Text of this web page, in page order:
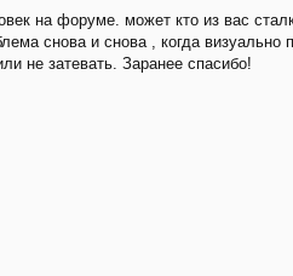
на форуме. может кто из вас
снова и снова , когда
не затевать. Заранее спасибо!